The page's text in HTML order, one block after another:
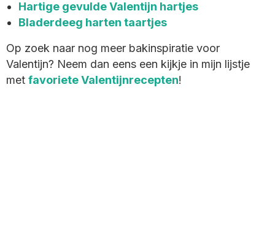
Hartige gevulde Valentijn hartjes
Bladerdeeg harten taartjes
Op zoek naar nog meer bakinspiratie voor
Valentijn? Neem dan eens een kijkje in mijn lijstje
met favoriete Valentijnrecepten!